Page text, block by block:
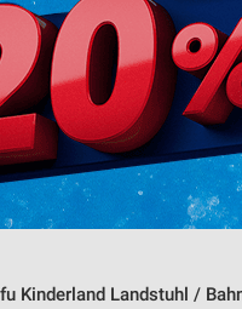
Kinderland Landstuhl /